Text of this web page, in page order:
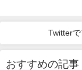
Twitter
おすすめの記事